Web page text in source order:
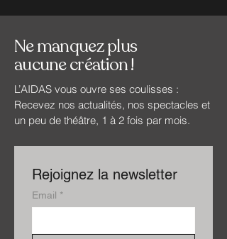
Ne manquez plus
aucune création !
L’AIDAS vous ouvre ses coulisses :
Recevez nos actualités, nos spectacles et
un peu de théâtre, 1 à 2 fois par mois.
Rejoignez la newsletter
Email *